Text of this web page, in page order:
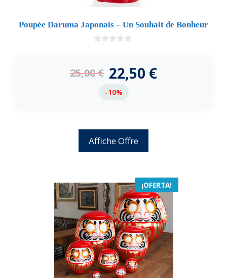
Poupée Daruma Japonais – Un Souhait de Bonheur
5
25,00€ 22,50 €
-10%
Affiche Offre
¡OFERTA!